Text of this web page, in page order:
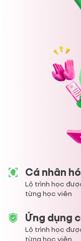
Cá nhân
Lộ trình học
từng học viên
Ứng dụng
Lộ trình học